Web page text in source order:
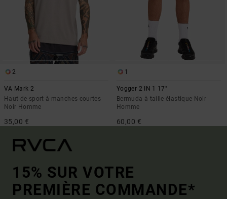
2
VA Mark 2
Haut de sport à manches courtes
Noir Homme
35,00 €
1
Yogger 2 IN 1 17"
Bermuda à taille élastique Noir
Homme
60,00 €
15% SUR VOTRE
PREMIÈRE COMMANDE*